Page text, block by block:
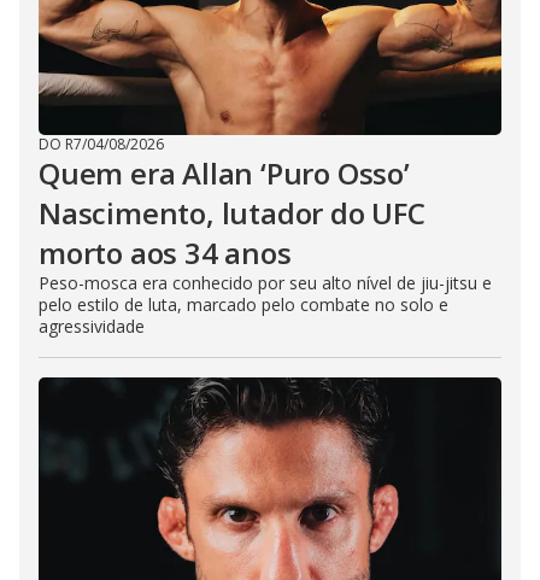
DO R7/04/08/2026
Quem era Allan ‘Puro Osso’
Nascimento, lutador do UFC
morto aos 34 anos
Peso-mosca era conhecido por seu alto nível de jiu-jitsu e
pelo estilo de luta, marcado pelo combate no solo e
agressividade